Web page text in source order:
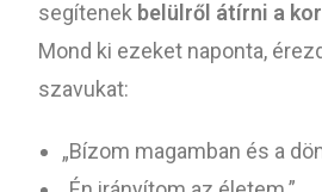
segítenek belülről átírni a
Mond ki ezeket naponta,
szavukat:
„Bízom magamban és a